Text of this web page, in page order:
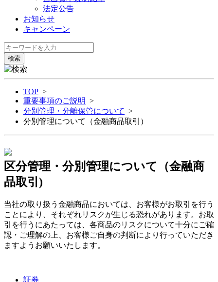
法定公告
お知らせ
キャンペーン
TOP >
重要事項のご説明 >
分別管理・分離保管について >
分別管理について（金融商品取引）
区分管理・分別管理について（金融商
品取引)
当社の取り扱う金融商品においては、お客様がお取引を行う
ことにより、それぞれリスクが生じる恐れがあります。お取
引を行うにあたっては、各商品のリスクについて十分にご確
認・ご理解の上、お客様ご自身の判断により行っていただき
ますようお願いいたします。
証券